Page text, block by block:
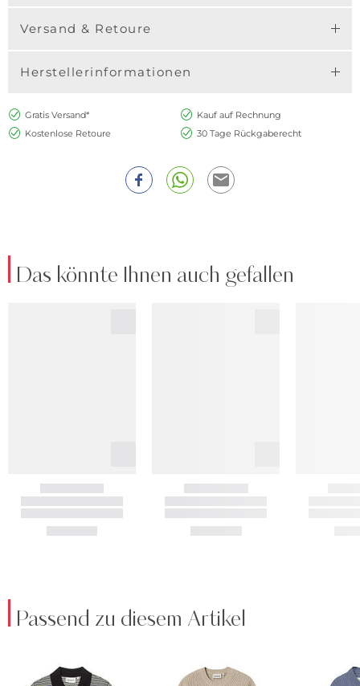
Versand & Retoure
Herstellerinformationen
Gratis Versand*
Kauf auf Rechnung
Kostenlose Retoure
30 Tage Rückgaberecht
Das könnte Ihnen auch gefallen
Passend zu diesem Artikel